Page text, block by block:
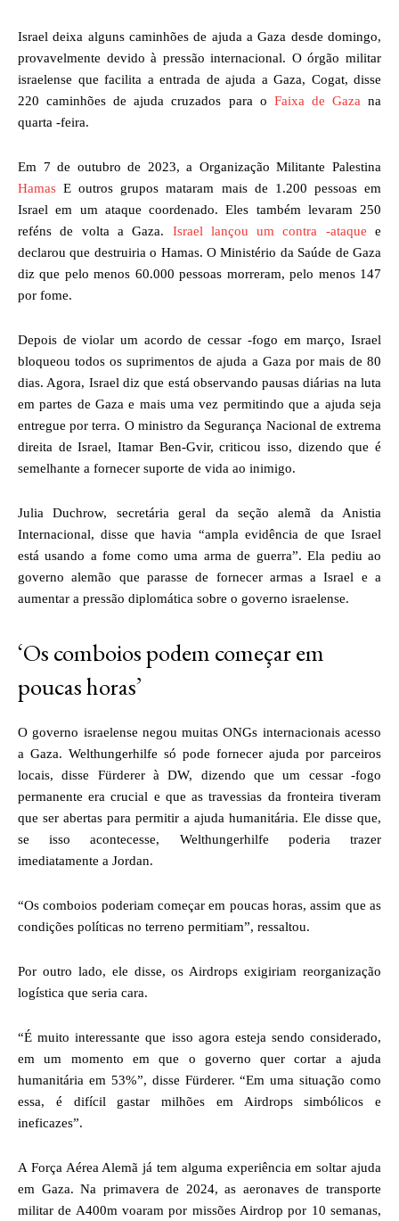
Israel deixa alguns caminhões de ajuda a Gaza desde domingo,
provavelmente devido à pressão internacional. O órgão militar
israelense que facilita a entrada de ajuda a Gaza, Cogat, disse
220 caminhões de ajuda cruzados para o Faixa de Gaza na
quarta -feira.
Em 7 de outubro de 2023, a Organização Militante Palestina
Hamas E outros grupos mataram mais de 1.200 pessoas em
Israel em um ataque coordenado. Eles também levaram 250
reféns de volta a Gaza. Israel lançou um contra -ataque e
declarou que destruiria o Hamas. O Ministério da Saúde de Gaza
diz que pelo menos 60.000 pessoas morreram, pelo menos 147
por fome.
Depois de violar um acordo de cessar -fogo em março, Israel
bloqueou todos os suprimentos de ajuda a Gaza por mais de 80
dias. Agora, Israel diz que está observando pausas diárias na luta
em partes de Gaza e mais uma vez permitindo que a ajuda seja
entregue por terra. O ministro da Segurança Nacional de extrema
direita de Israel, Itamar Ben-Gvir, criticou isso, dizendo que é
semelhante a fornecer suporte de vida ao inimigo.
Julia Duchrow, secretária geral da seção alemã da Anistia
Internacional, disse que havia “ampla evidência de que Israel
está usando a fome como uma arma de guerra”. Ela pediu ao
governo alemão que parasse de fornecer armas a Israel e a
aumentar a pressão diplomática sobre o governo israelense.
‘Os comboios podem começar em
poucas horas’
O governo israelense negou muitas ONGs internacionais acesso
a Gaza. Welthungerhilfe só pode fornecer ajuda por parceiros
locais, disse Fürderer à DW, dizendo que um cessar -fogo
permanente era crucial e que as travessias da fronteira tiveram
que ser abertas para permitir a ajuda humanitária. Ele disse que,
se isso acontecesse, Welthungerhilfe poderia trazer
imediatamente a Jordan.
“Os comboios poderiam começar em poucas horas, assim que as
condições políticas no terreno permitiam”, ressaltou.
Por outro lado, ele disse, os Airdrops exigiriam reorganização
logística que seria cara.
“É muito interessante que isso agora esteja sendo considerado,
em um momento em que o governo quer cortar a ajuda
humanitária em 53%”, disse Fürderer. “Em uma situação como
essa, é difícil gastar milhões em Airdrops simbólicos e
ineficazes”.
A Força Aérea Alemã já tem alguma experiência em soltar ajuda
em Gaza. Na primavera de 2024, as aeronaves de transporte
militar de A400m voaram por missões Airdrop por 10 semanas,